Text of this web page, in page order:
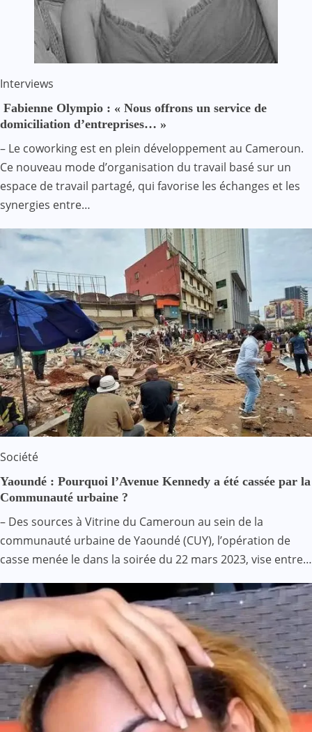
Interviews
Fabienne Olympio : « Nous offrons un service de
domiciliation d’entreprises… »
– Le coworking est en plein développement au Cameroun.
Ce nouveau mode d’organisation du travail basé sur un
espace de travail partagé, qui favorise les échanges et les
synergies entre…
Société
Yaoundé : Pourquoi l’Avenue Kennedy a été cassée par la
Communauté urbaine ?
– Des sources à Vitrine du Cameroun au sein de la
communauté urbaine de Yaoundé (CUY), l’opération de
casse menée le dans la soirée du 22 mars 2023, vise entre…